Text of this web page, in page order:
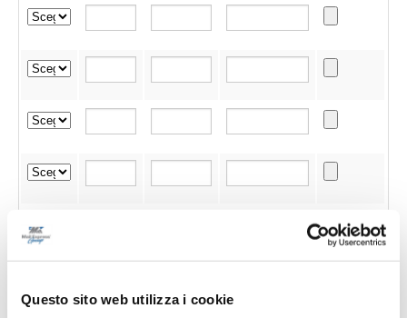
Questo sito web utilizza i cookie